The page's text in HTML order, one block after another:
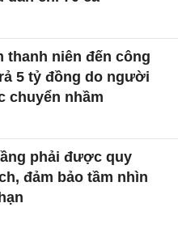
thanh niên đến công
5 tỷ đồng do người
chuyển nhầm
phải được quy
đảm bảo tầm nhìn